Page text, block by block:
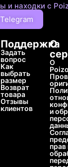
и находки с
Поддержка
Задать
вопрос
Как
выбрать
размер
Возврат
товара
Отзывы
клиентов
О
О
и
прав